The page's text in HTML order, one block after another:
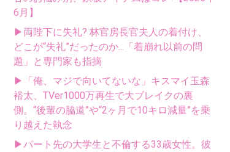
6月】
▶両陛下に失礼? 林官房長官夫人の着付け、
どこが“失礼”だったのか...「着崩れ以前の問
題」と専門家も指摘
▶「俺、マジで向いてないな」キスマイ玉森
裕太、TVer1000万再生で大ブレイクの裏
側。“後輩の脇道”や“2ヶ月で10キロ減量”を乗
り越えた執念
▶パート先の大学生と不倫する33歳女性。彼